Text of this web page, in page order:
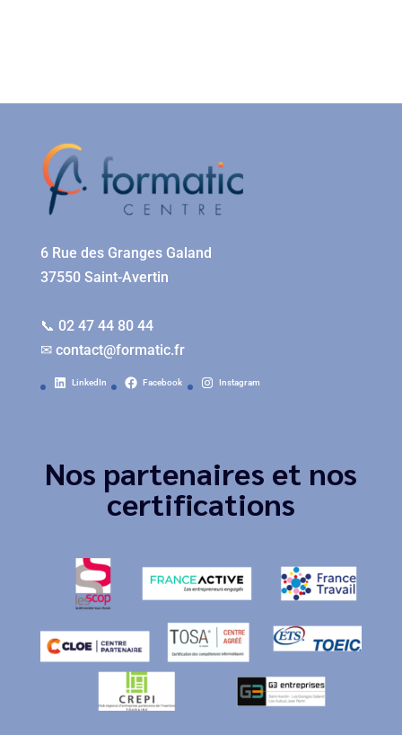
6 Rue des Granges Galand
37550 Saint-Avertin
📞 02 47 44 80 44
✉ contact@formatic.fr
LinkedIn Facebook Instagram
Nos partenaires et nos
certifications